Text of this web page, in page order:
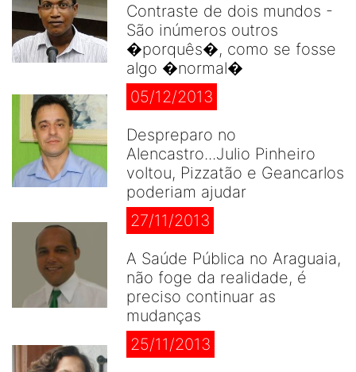
Contraste de dois mundos -
São inúmeros outros
�porquês�, como se fosse
algo �normal�
05/12/2013
Despreparo no
Alencastro...Julio Pinheiro
voltou, Pizzatão e Geancarlos
poderiam ajudar
27/11/2013
A Saúde Pública no Araguaia,
não foge da realidade, é
preciso continuar as
mudanças
25/11/2013